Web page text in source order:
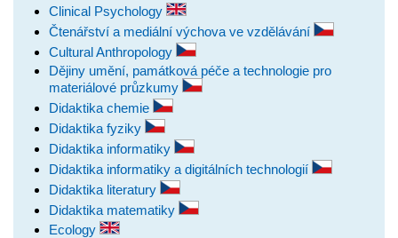
Clinical Psychology
Čtenářství a mediální výchova ve vzdělávání
Cultural Anthropology
Dějiny umění, památková péče a technologie pro
materiálové průzkumy
Didaktika chemie
Didaktika fyziky
Didaktika informatiky
Didaktika informatiky a digitálních technologií
Didaktika literatury
Didaktika matematiky
Ecology